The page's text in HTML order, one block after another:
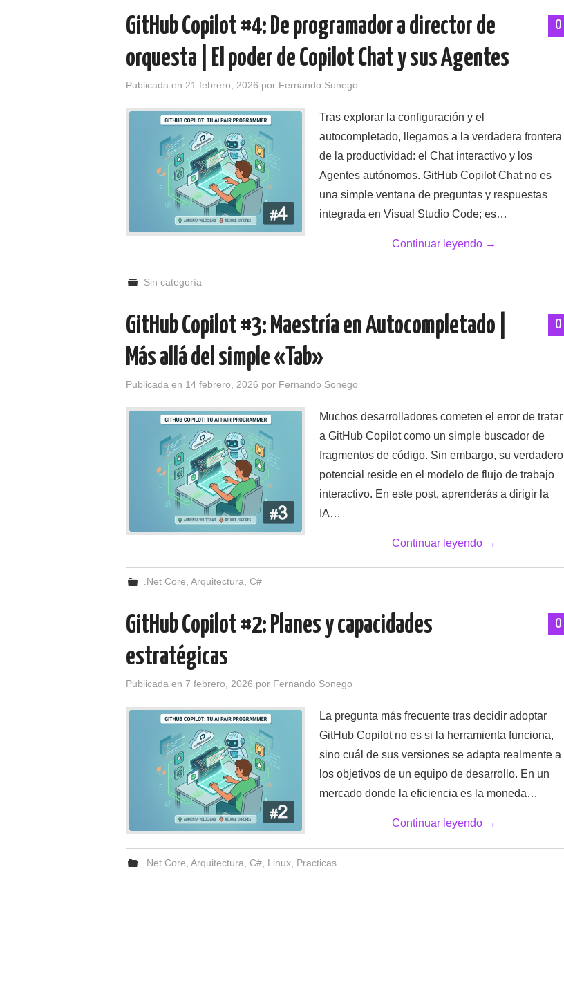
0
GitHub Copilot #4: De programador a director de
orquesta | El poder de Copilot Chat y sus Agentes
Publicada en 21 febrero, 2026 por Fernando Sonego
Tras explorar la configuración y el
autocompletado, llegamos a la verdadera frontera
de la productividad: el Chat interactivo y los
Agentes autónomos. GitHub Copilot Chat no es
una simple ventana de preguntas y respuestas
integrada en Visual Studio Code; es…
Continuar leyendo →
Sin categoría
0
GitHub Copilot #3: Maestría en Autocompletado |
Más allá del simple «Tab»
Publicada en 14 febrero, 2026 por Fernando Sonego
Muchos desarrolladores cometen el error de tratar
a GitHub Copilot como un simple buscador de
fragmentos de código. Sin embargo, su verdadero
potencial reside en el modelo de flujo de trabajo
interactivo. En este post, aprenderás a dirigir la
IA…
Continuar leyendo →
.Net Core ,Arquitectura ,C#
0
GitHub Copilot #2: Planes y capacidades
estratégicas
Publicada en 7 febrero, 2026 por Fernando Sonego
La pregunta más frecuente tras decidir adoptar
GitHub Copilot no es si la herramienta funciona,
sino cuál de sus versiones se adapta realmente a
los objetivos de un equipo de desarrollo. En un
mercado donde la eficiencia es la moneda…
Continuar leyendo →
.Net Core ,Arquitectura ,C# Linux Practicas